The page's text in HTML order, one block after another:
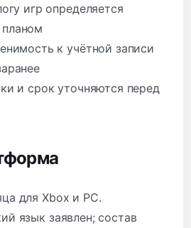
игр определяется
к учётной записи
и срок уточняются перед
для Xbox и PC.
язык заявлен; состав